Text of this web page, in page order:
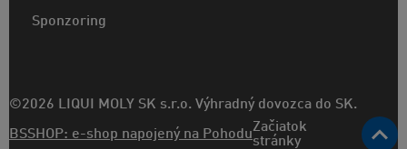
Sponzoring
©2026 LIQUI MOLY SK s.r.o. Výhradný dovozca do SK.
BSSHOP: e-shop napojený na PohoduZačiatok
stránky